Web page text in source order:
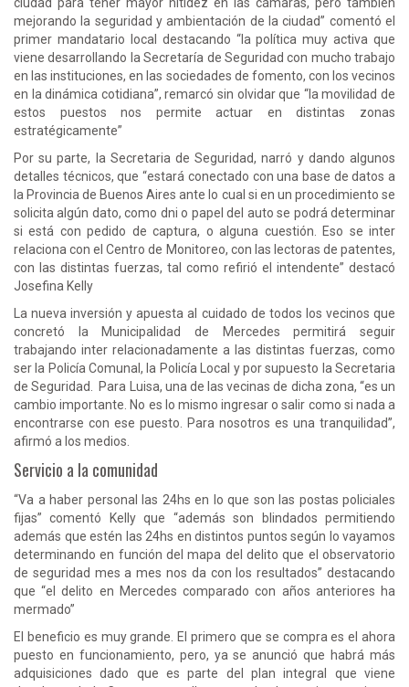
mejorando la seguridad y ambientación de la ciudad” comentó el
primer mandatario local destacando “la política muy activa que
viene desarrollando la Secretaría de Seguridad con mucho trabajo
en las instituciones, en las sociedades de fomento, con los vecinos
en la dinámica cotidiana”, remarcó sin olvidar que “la movilidad de
estos puestos nos permite actuar en distintas zonas
estratégicamente”
Por su parte, la Secretaria de Seguridad, narró y dando algunos
detalles técnicos, que “estará conectado con una base de datos a
la Provincia de Buenos Aires ante lo cual si en un procedimiento se
solicita algún dato, como dni o papel del auto se podrá determinar
si está con pedido de captura, o alguna cuestión. Eso se inter
relaciona con el Centro de Monitoreo, con las lectoras de patentes,
con las distintas fuerzas, tal como refirió el intendente” destacó
Josefina Kelly
La nueva inversión y apuesta al cuidado de todos los vecinos que
concretó la Municipalidad de Mercedes permitirá seguir
trabajando inter relacionadamente a las distintas fuerzas, como
ser la Policía Comunal, la Policía Local y por supuesto la Secretaria
de Seguridad. Para Luisa, una de las vecinas de dicha zona, “es un
cambio importante. No es lo mismo ingresar o salir como si nada a
encontrarse con ese puesto. Para nosotros es una tranquilidad”,
afirmó a los medios.
Servicio a la comunidad
“Va a haber personal las 24hs en lo que son las postas policiales
fijas” comentó Kelly que “además son blindados permitiendo
además que estén las 24hs en distintos puntos según lo vayamos
determinando en función del mapa del delito que el observatorio
de seguridad mes a mes nos da con los resultados” destacando
que “el delito en Mercedes comparado con años anteriores ha
mermado”
El beneficio es muy grande. El primero que se compra es el ahora
puesto en funcionamiento, pero, ya se anunció que habrá más
adquisiciones dado que es parte del plan integral que viene